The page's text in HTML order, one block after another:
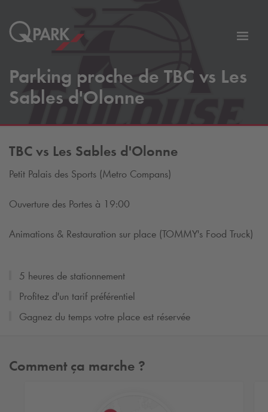
la
Parking proche de TBC vs Les
Sables d'Olonne
TBC vs Les Sables d'Olonne
Petit Palais des Sports (Metro Compans)
Ouverture des Portes à 19:00
Animations & Restauration sur place (TOMMY's Food Truck)
5 heures de stationnement
Profitez d'un tarif préférentiel
Gagnez du temps votre place est réservée
Comment ça marche ?